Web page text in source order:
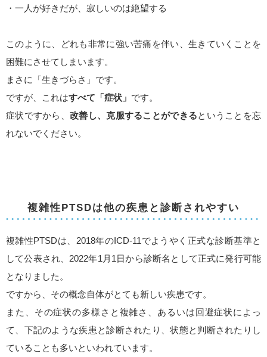
・一人が好きだが、寂しいのは絶望する
このように、どれも非常に強い苦痛を伴い、生きていくことを
困難にさせてしまいます。
まさに「生きづらさ」です。
ですが、これはすべて「症状」 です。
症状ですから、改善し、克服することができるということを忘
れないでください。
複雑性PTSDは他の疾患と診断されやすい
複雑性PTSDは、2018年のICD-11でようやく正式な診断基準と
して公表され、2022年1月1日から診断名として正式に発行可能
となりました。
ですから、その概念自体がとても新しい疾患です。
また、その症状の多様さと複雑さ、あるいは回避症状によっ
て、下記のような疾患と診断されたり、状態と判断されたりし
ていることも多いといわれています。